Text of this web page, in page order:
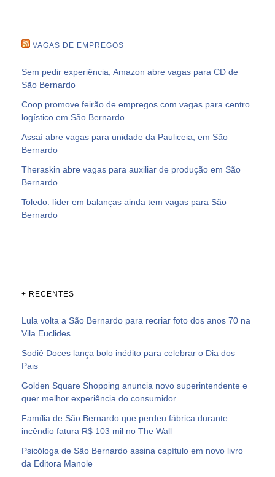
VAGAS DE EMPREGOS
Sem pedir experiência, Amazon abre vagas para CD de
São Bernardo
Coop promove feirão de empregos com vagas para centro
logístico em São Bernardo
Assaí abre vagas para unidade da Pauliceia, em São
Bernardo
Theraskin abre vagas para auxiliar de produção em São
Bernardo
Toledo: líder em balanças ainda tem vagas para São
Bernardo
+ RECENTES
Lula volta a São Bernardo para recriar foto dos anos 70 na
Vila Euclides
Sodiê Doces lança bolo inédito para celebrar o Dia dos
Pais
Golden Square Shopping anuncia novo superintendente e
quer melhor experiência do consumidor
Família de São Bernardo que perdeu fábrica durante
incêndio fatura R$ 103 mil no The Wall
Psicóloga de São Bernardo assina capítulo em novo livro
da Editora Manole